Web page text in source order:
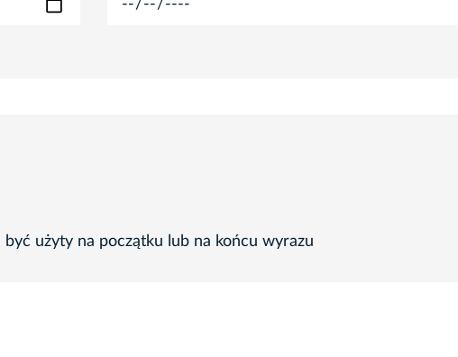
użyty na początku lub na końcu wyrazu